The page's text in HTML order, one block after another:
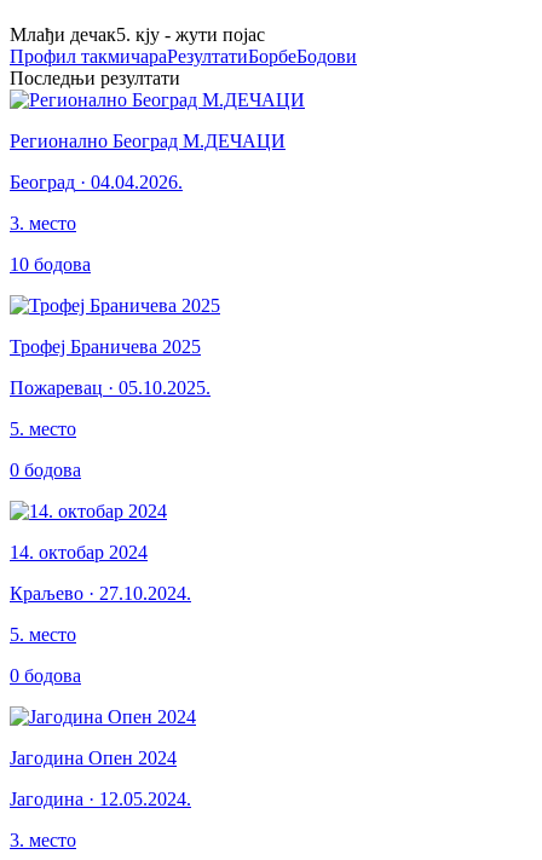
Млађи дечак5. кју - жути појас
Профил такмичараРезултатиБорбеБодови
Последњи резултати
Регионално Београд М.ДЕЧАЦИ
Београд · 04.04.2026.
3. место
10 бодова
Трофеј Браничева 2025
Пожаревац · 05.10.2025.
5. место
0 бодова
14. октобар 2024
Краљево · 27.10.2024.
5. место
0 бодова
Јагодина Опен 2024
Јагодина · 12.05.2024.
3. место